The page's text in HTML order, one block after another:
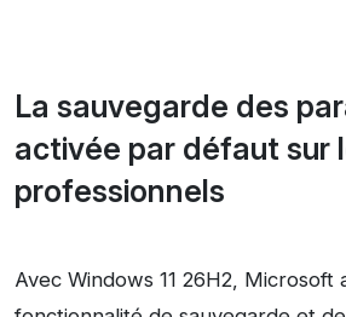
La sauvegarde des
activée par défaut sur
professionnels
Avec Windows 11 26H2,